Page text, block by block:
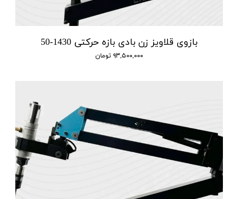
بازوی قلاویز زن بادی بازه حرکتی 1430-50
۹۳,۵۰۰,۰۰۰ تومان